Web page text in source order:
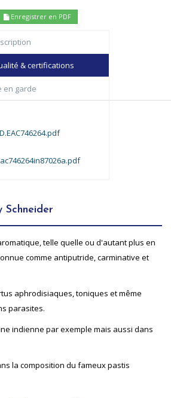
Enregistrer en PDF
& certifications
en garde
Schneider
telle quelle ou d'autant plus en
comme antiputride, carminative et
aphrodisiaques, toniques et même
parasites.
indienne par exemple mais aussi dans
la composition du fameux pastis